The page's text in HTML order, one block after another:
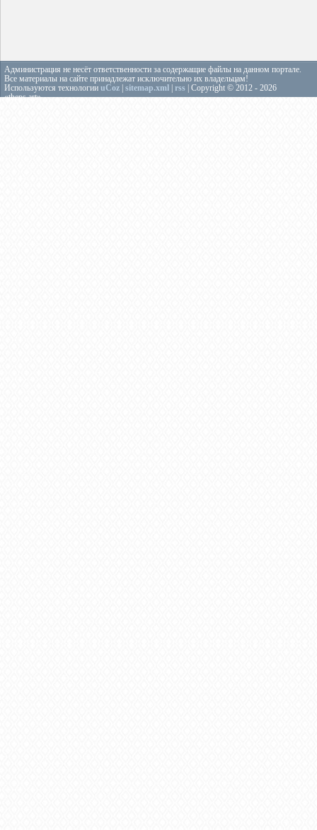
Администрация не несёт ответственности за содержащие файлы на данном портале.
Все материалы на сайте принадлежат исключительно их владельцам!
Используются технологии uCoz sitemap.xml rss | Copyright © 2012 - 2026
«theps.art»